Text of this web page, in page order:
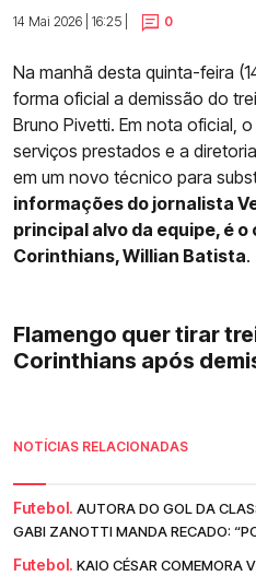
14 Mai 2026 | 16:25 |
0
Na manhã desta quinta-feira
forma oficial a demissão do
Bruno Pivetti. Em nota oficial,
serviços prestados e a
em um novo técnico para
informações do jornalista
principal alvo da equipe, é
Corinthians, Willian Batista.
Flamengo quer tirar
Corinthians após
NOTÍCIAS RELACIONADAS
Futebol. AUTORA DO GOL DA
GABI ZANOTTI MANDA RECADO:
Futebol. KAIO CÉSAR COMEMORA